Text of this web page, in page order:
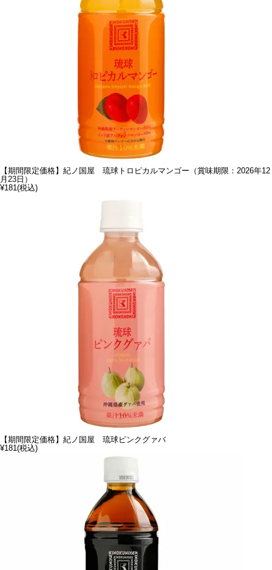
【期間限定価格】紀ノ国屋 琉球トロピカルマンゴー（賞味期限：2026年12
月23日）
¥181(税込)
【期間限定価格】紀ノ国屋 琉球ピンクグァバ
¥181(税込)